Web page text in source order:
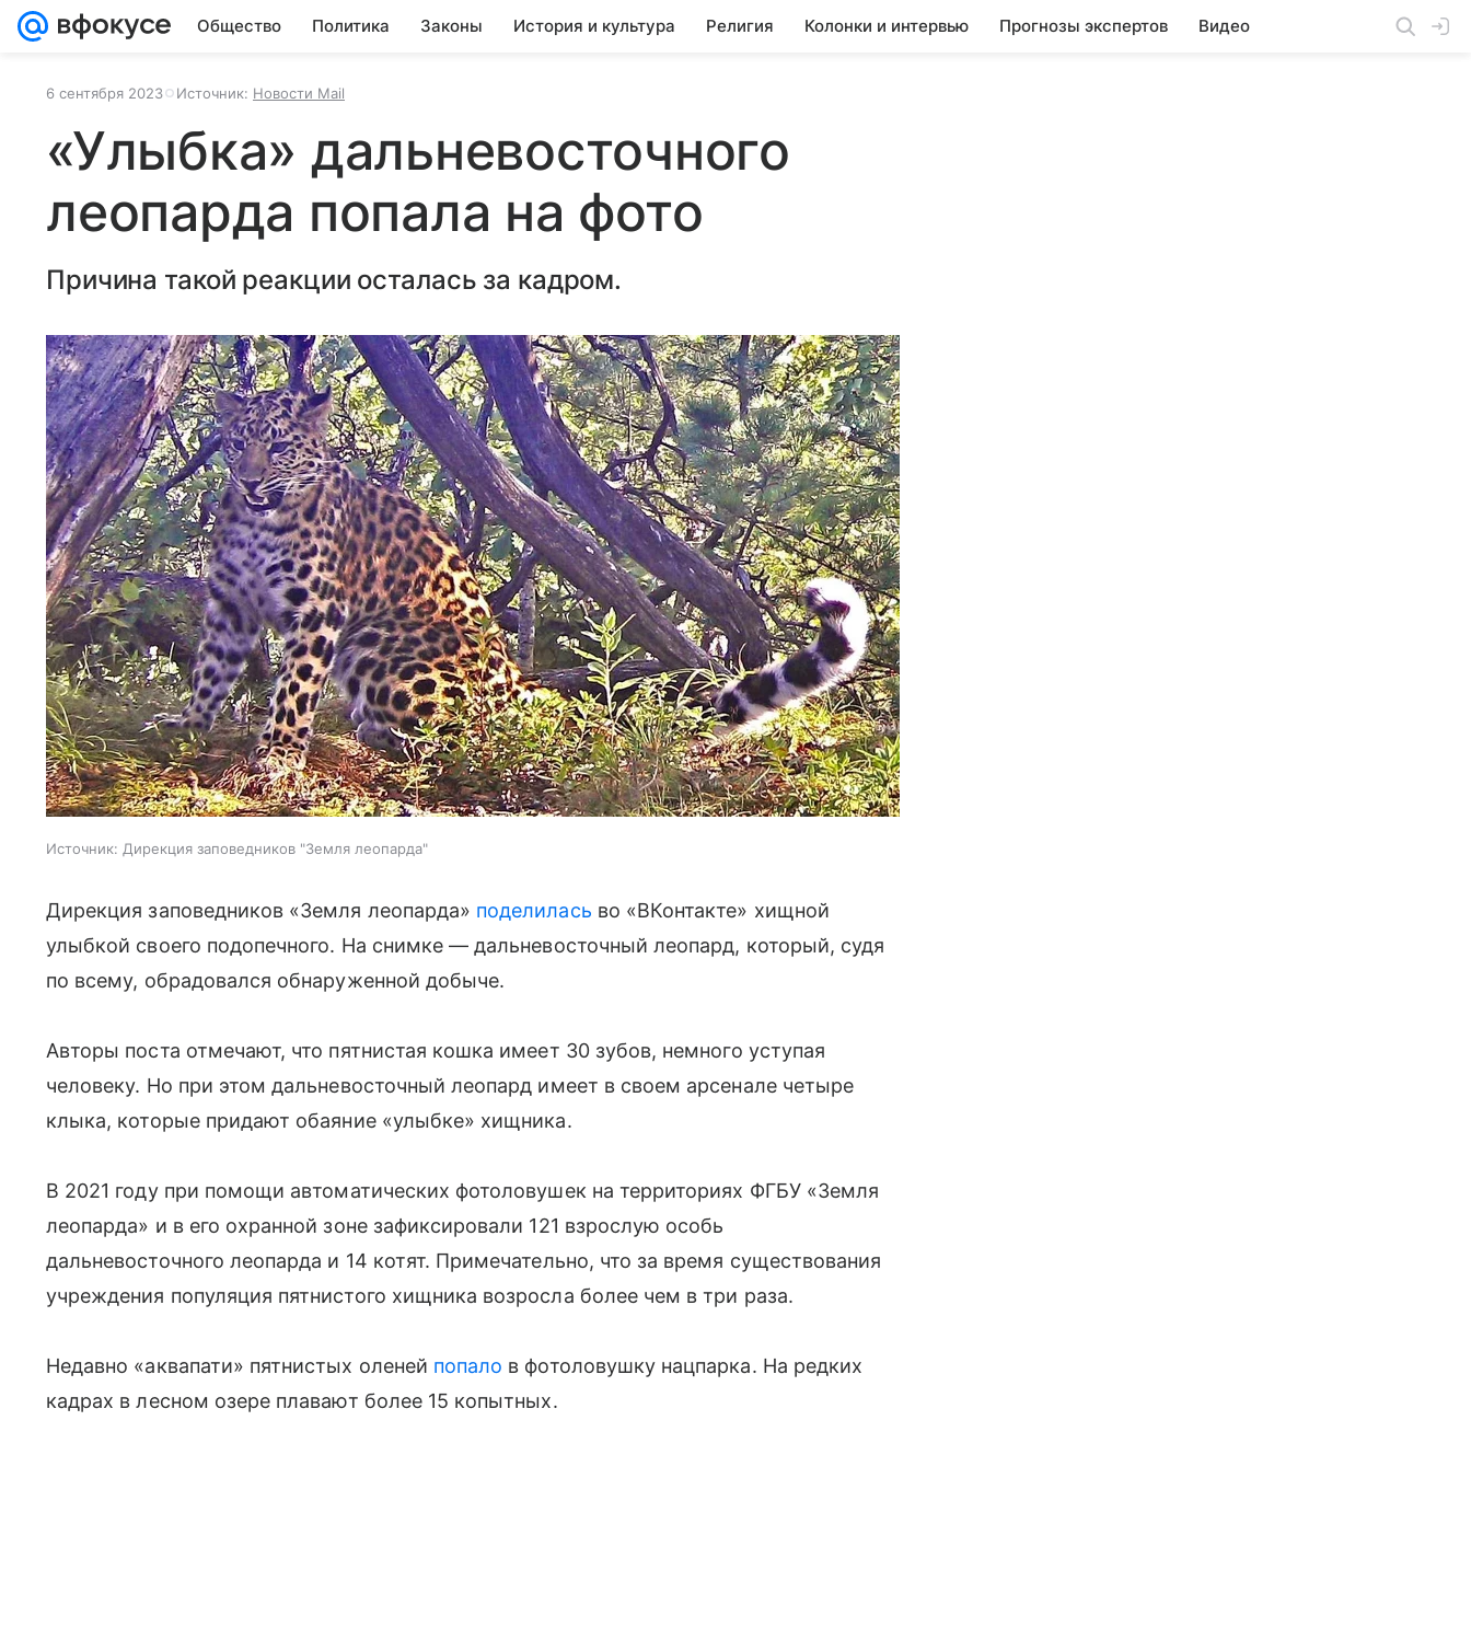
Общество Политика Законы История и культура Религия Колонки и интервью Прогнозы экспертов Видео
6 сентября 2023 Источник: Новости Mail
«Улыбка» дальневосточного
леопарда попала на фото
Причина такой реакции осталась за кадром.
Источник: Дирекция заповедников "Земля леопарда"
Дирекция заповедников «Земля леопарда» поделилась во «ВКонтакте» хищной
улыбкой своего подопечного. На снимке — дальневосточный леопард, который, судя
по всему, обрадовался обнаруженной добыче.
Авторы поста отмечают, что пятнистая кошка имеет 30 зубов, немного уступая
человеку. Но при этом дальневосточный леопард имеет в своем арсенале четыре
клыка, которые придают обаяние «улыбке» хищника.
В 2021 году при помощи автоматических фотоловушек на территориях ФГБУ «Земля
леопарда» и в его охранной зоне зафиксировали 121 взрослую особь
дальневосточного леопарда и 14 котят. Примечательно, что за время существования
учреждения популяция пятнистого хищника возросла более чем в три раза.
Недавно «аквапати» пятнистых оленей попало в фотоловушку нацпарка. На редких
кадрах в лесном озере плавают более 15 копытных.